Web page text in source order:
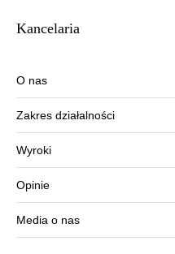
Kancelaria
O nas
Zakres działalności
Wyroki
Opinie
Media o nas